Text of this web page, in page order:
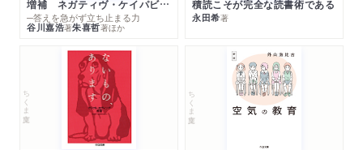
増補 ネガティヴ・ケイパビリティで生きる
─答えを急がず立ち止まる力
谷川嘉浩著朱喜哲著ほか
積読こそが完全な読書術である
永田希著
ちくま文庫 ちくま文庫